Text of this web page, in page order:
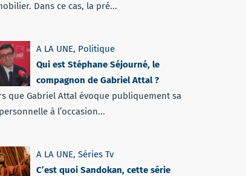
Dans ce cas, la pré...
A LA UNE, Politique
Qui est Stéphane Séjourné, le
compagnon de Gabriel Attal ?
que Gabriel Attal évoque publiquement sa
à l’occasion...
A LA UNE, Séries Tv
C’est quoi Sandokan, cette série